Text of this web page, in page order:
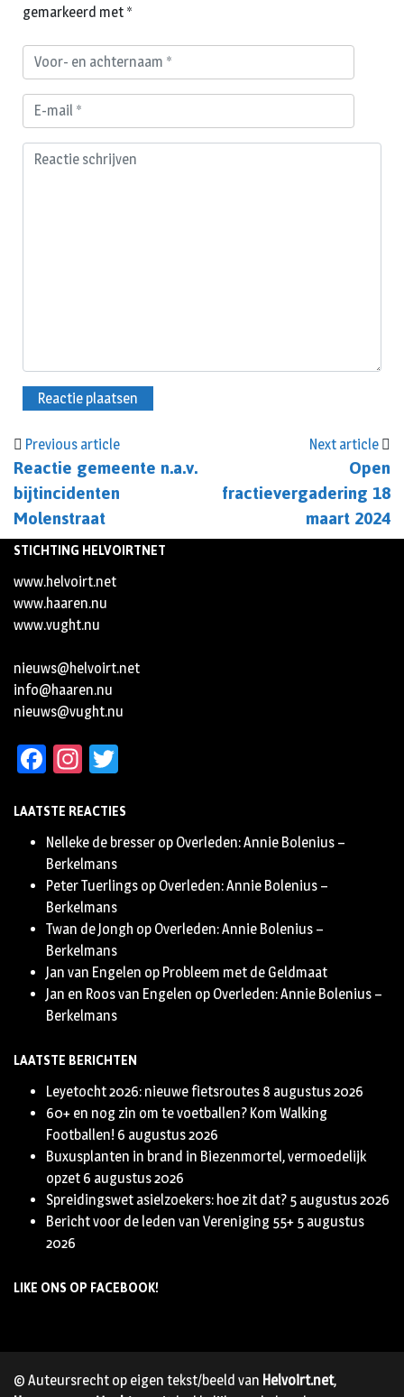
Previous article
Reactie gemeente n.a.v.
bijtincidenten
Molenstraat
Next article
Open
fractievergadering 18
maart 2024
gemarkeerd met *
STICHTING HELVOIRTNET
www.helvoirt.net
www.haaren.nu
www.vught.nu
nieuws@helvoirt.net
info@haaren.nu
nieuws@vught.nu
Facebook
Instagram
LAATSTE REACTIES
Nelleke de bresser op Overleden: Annie Bolenius –
Berkelmans
Peter Tuerlings op Overleden: Annie Bolenius –
Berkelmans
Twan de Jongh op Overleden: Annie Bolenius –
Berkelmans
Jan van Engelen op Probleem met de Geldmaat
Jan en Roos van Engelen op Overleden: Annie Bolenius –
Berkelmans
LAATSTE BERICHTEN
Leyetocht 2026: nieuwe fietsroutes 8 augustus 2026
60+ en nog zin om te voetballen? Kom Walking
Footballen! 6 augustus 2026
Buxusplanten in brand in Biezenmortel, vermoedelijk
opzet 6 augustus 2026
Spreidingswet asielzoekers: hoe zit dat? 5 augustus 2026
Bericht voor de leden van Vereniging 55+ 5 augustus
2026
LIKE ONS OP FACEBOOK!
© Auteursrecht op eigen tekst/beeld van Helvoirt.net,